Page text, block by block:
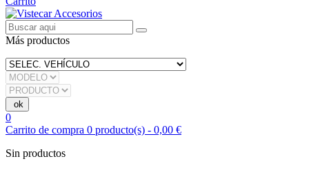
Más productos
0
Carrito de compra 0 producto(s) - 0,00 €
Sin productos